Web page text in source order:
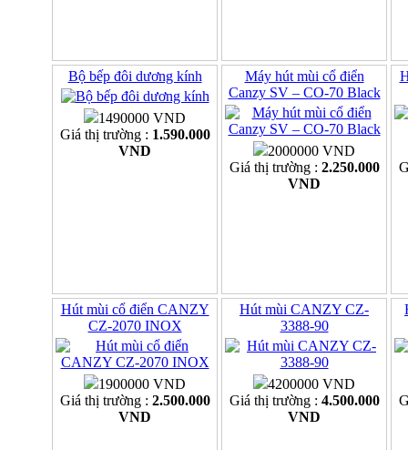
Bộ bếp đôi dương kính
1490000 VND
Giá thị trường : 1.590.000
VND
Máy hút mùi cổ điển
Canzy SV – CO-70 Black
2000000 VND
Giá thị trường : 2.250.000
VND
Hút mùi cổ điển CANZY
CZ-2070 INOX
1900000 VND
Giá thị trường : 2.500.000
VND
Hút mùi CANZY CZ-
3388-90
4200000 VND
Giá thị trường : 4.500.000
VND